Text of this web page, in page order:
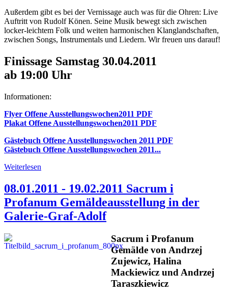
Außerdem gibt es bei der Vernissage auch was für die Ohren: Live
Auftritt von Rudolf Könen. Seine Musik bewegt sich zwischen
locker-leichtem Folk und weiten harmonischen Klanglandschaften,
zwischen Songs, Instrumentals und Liedern. Wir freuen uns darauf!
Finissage Samstag 30.04.2011
ab 19:00 Uhr
Informationen:
Flyer Offene Ausstellungswochen2011 PDF
Plakat Offene Ausstellungswochen2011 PDF
Gästebuch Offene Ausstellungswochen 2011 PDF
Gästebuch Offene Ausstellungswochen 2011...
Weiterlesen
08.01.2011 - 19.02.2011 Sacrum i
Profanum Gemäldeausstellung in der
Galerie-Graf-Adolf
Sacrum i Profanum
Gemälde von Andrzej
Zujewicz, Halina
Mackiewicz und Andrzej
Taraszkiewicz